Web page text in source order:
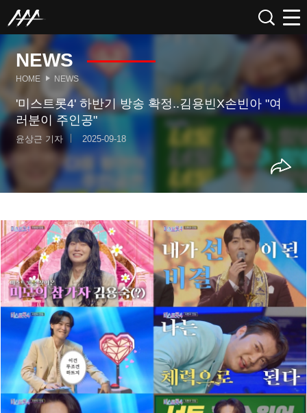
NEWS
HOME NEWS
'미스트롯4' 하반기 방송 확정..김용빈X손빈아 "여
러분이 주인공"
윤상근 기자 2025-09-18